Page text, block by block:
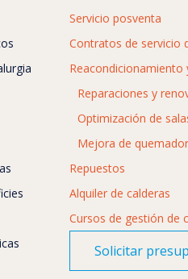
Servicio posventa
Contratos de servicio
Reacondicionamiento
Reparaciones y
Optimización de
Mejora de
Repuestos
Alquiler de calderas
Cursos de gestión de
Solicitar